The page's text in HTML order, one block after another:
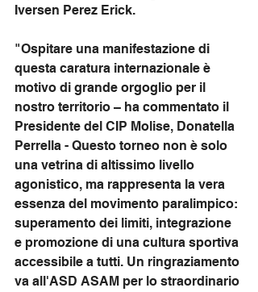
Iversen Perez Erick.
"Ospitare una manifestazione di
questa caratura internazionale è
motivo di grande orgoglio per il
nostro territorio – ha commentato il
Presidente del CIP Molise, Donatella
Perrella - Questo torneo non è solo
una vetrina di altissimo livello
agonistico, ma rappresenta la vera
essenza del movimento paralimpico:
superamento dei limiti, integrazione
e promozione di una cultura sportiva
accessibile a tutti. Un ringraziamento
va all'ASD ASAM per lo straordinario